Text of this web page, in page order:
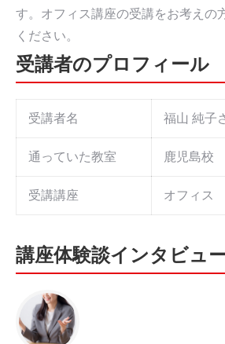
す。オフィス講座の受講をお考えの
ください。
受講者のプロフィール
受講者名 福山 純子
通っていた教室 鹿児島校
受講講座 オフィス
講座体験談インタビュ